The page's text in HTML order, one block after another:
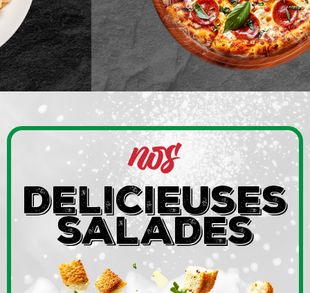
nos
delicieuses
salades